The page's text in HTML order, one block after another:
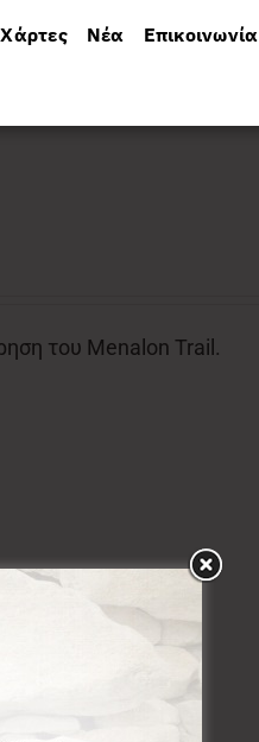
Χάρτες Νέα Επικοινωνία
του Menalon Trail.